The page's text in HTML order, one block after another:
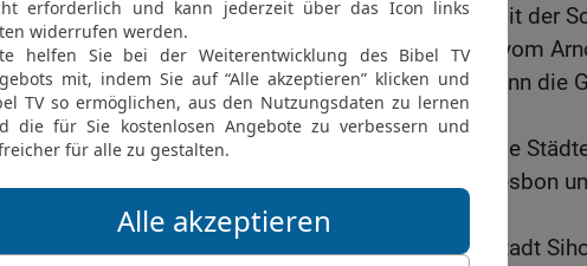
24 Israel aber schlug ihn mit der
nahm sein Land in Besitz, vom
bis zu den Ammonitern; denn die
fest.
So nahm Israel alle diese
Städten der Amoriter, in Hesbon
Tochterstädten.
Denn Hesbon war die Stadt